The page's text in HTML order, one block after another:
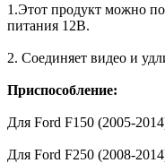
1.Этот продукт можно
питания 12В.
2. Соединяет видео и
Приспособление:
Для Ford F150 (2005-
Для Ford F250 (2008-